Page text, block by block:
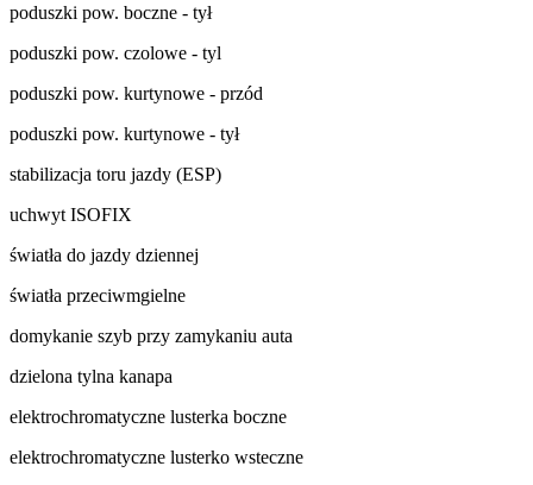
poduszki pow. boczne - tył
poduszki pow. czolowe - tyl
poduszki pow. kurtynowe - przód
poduszki pow. kurtynowe - tył
stabilizacja toru jazdy (ESP)
uchwyt ISOFIX
światła do jazdy dziennej
światła przeciwmgielne
domykanie szyb przy zamykaniu auta
dzielona tylna kanapa
elektrochromatyczne lusterka boczne
elektrochromatyczne lusterko wsteczne